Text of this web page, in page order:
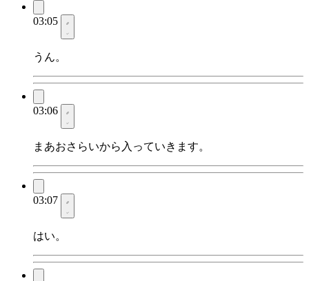
03:05
うん。
03:06
まあおさらいから入っていきます。
03:07
はい。